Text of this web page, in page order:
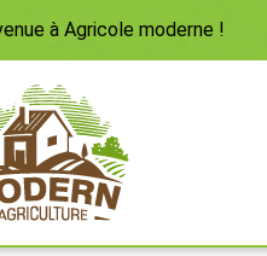
à Agricole moderne !